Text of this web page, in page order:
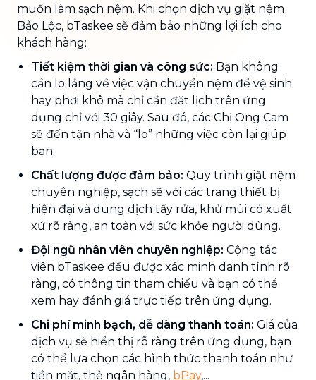
muốn làm sạch nệm. Khi chọn dịch vụ giặt nệm
Bảo Lộc, bTaskee sẽ đảm bảo những lợi ích cho
khách hàng:
Tiết kiệm thời gian và công sức: Bạn không
cần lo lắng về việc vận chuyển nệm để vệ sinh
hay phơi khô mà chỉ cần đặt lịch trên ứng
dụng chỉ với 30 giây. Sau đó, các Chị Ong Cam
sẽ đến tận nhà và “lo” những việc còn lại giúp
bạn.
Chất lượng được đảm bảo: Quy trình giặt nệm
chuyên nghiệp, sạch sẽ với các trang thiết bị
hiện đại và dung dịch tẩy rửa, khử mùi có xuất
xứ rõ ràng, an toàn với sức khỏe người dùng.
Đội ngũ nhân viên chuyên nghiệp: Cộng tác
viên bTaskee đều được xác minh danh tính rõ
ràng, có thông tin tham chiếu và bạn có thể
xem hay đánh giá trực tiếp trên ứng dụng.
Chi phí minh bạch, dễ dàng thanh toán: Giá của
dịch vụ sẽ hiển thị rõ ràng trên ứng dụng, bạn
có thể lựa chọn các hình thức thanh toán như
tiền mặt, thẻ ngân hàng, bPay,...